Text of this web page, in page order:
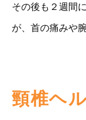
その後も２週間
が、首の痛みや
頸椎ヘ